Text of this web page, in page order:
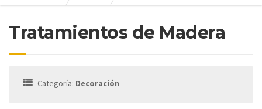
Tratamientos de Madera
Categoría: Decoración